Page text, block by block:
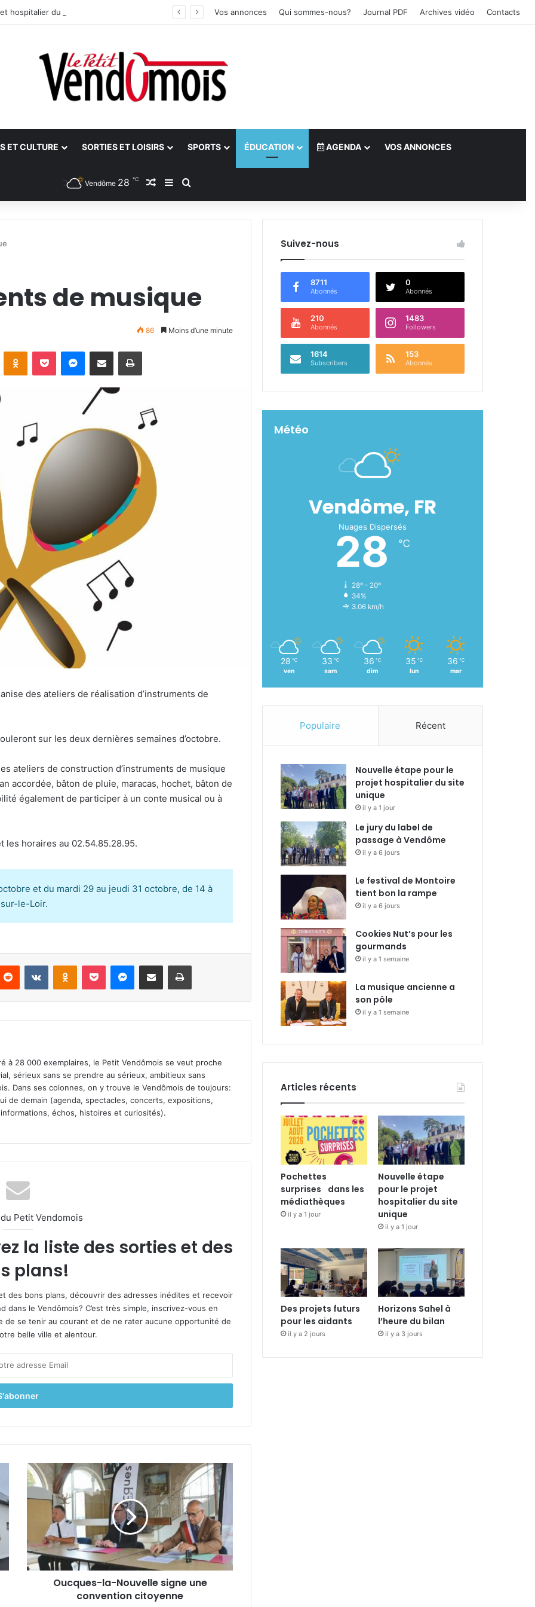
hospitalier du site unique Vos annonces Qui sommes-nous? Journal PDF Archives vidéo Contacts
ET CULTURE SORTIES ET LOISIRS SPORTS ÉDUCATION AGENDA VOS ANNONCES
Vendôme 28 ℃ Article Aléatoire
Sidebar (barre latérale)
de musique
86 Moins d’une minute
des ateliers de réalisation d’instruments de
sur les deux dernières semaines d’octobre.
ateliers de construction d’instruments de musique
accordée, bâton de pluie, maracas, hochet, bâton de
également de participer à un conte musical ou à
les horaires au 02.54.85.28.95.
et du mardi 29 au jeudi 31 octobre, de 14 à
le-Loir.
à 28 000 exemplaires, le Petit Vendômois se veut proche
sérieux sans se prendre au sérieux, ambitieux sans
Dans ses colonnes, on y trouve le Vendômois de toujours:
de demain (agenda, spectacles, concerts, expositions,
échos, histoires et curiosités).
Petit Vendomois
la liste des sorties et des
plans!
des bons plans, découvrir des adresses inédites et recevoir
le Vendômois? C’est très simple, inscrivez-vous en
de se tenir au courant et de ne rater aucune opportunité de
belle ville et alentour.
O
u
s
-
l
Oucques-la-Nouvelle signe une
convention citoyenne
Suivez-nous
8711
Abonnés
0
Abonnés
210
Abonnés
1483
Followers
1614
Subscribers
153
Abonnés
Météo
Vendôme, FR
Nuages Dispersés
28 ℃
28º - 20º
34%
3.06 km/h
28 ℃
ven
33 ℃
sam
36 ℃
dim
35 ℃
lun
36 ℃
mar
Populaire Récent
Nouvelle étape pour le
projet hospitalier du site
unique
il y a 1 jour
Le jury du label de
passage à Vendôme
il y a 6 jours
Le festival de Montoire
tient bon la rampe
il y a 6 jours
Cookies Nut’s pour les
gourmands
il y a 1 semaine
La musique ancienne a
son pôle
il y a 1 semaine
Articles récents
Pochettes
surprises dans les
médiathèques
il y a 1 jour
Nouvelle étape
pour le projet
hospitalier du site
unique
il y a 1 jour
Des projets futurs
pour les aidants
il y a 2 jours
Horizons Sahel à
l’heure du bilan
il y a 3 jours